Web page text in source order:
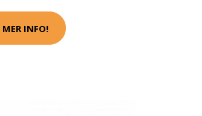
MER INFO!